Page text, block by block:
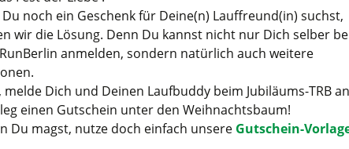
Du noch ein Geschenk für Deine(n) Lauffreund(in) suchst,
wir die Lösung. Denn Du kannst nicht nur Dich selber
anmelden, sondern natürlich auch weitere
melde Dich und Deinen Laufbuddy beim Jubiläums-TRB
einen Gutschein unter den Weihnachtsbaum!
Du magst, nutze doch einfach unsere Gutschein-